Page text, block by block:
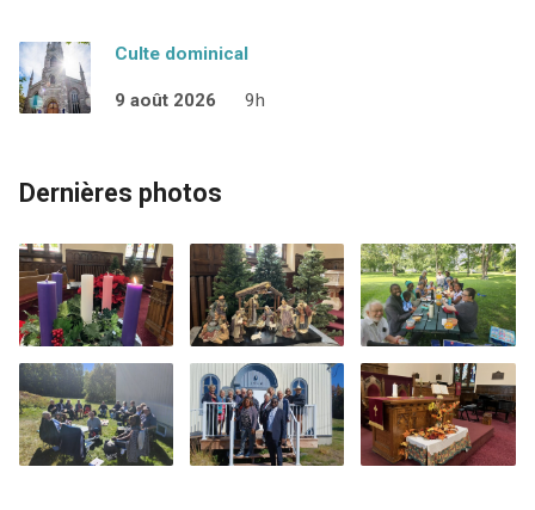
Culte dominical
9 août 2026 9h
Dernières photos